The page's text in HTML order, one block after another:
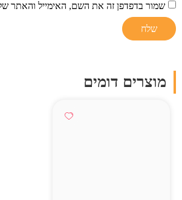
שמור בדפדפן זה את השם, האימייל והאתר
מוצרים דומים